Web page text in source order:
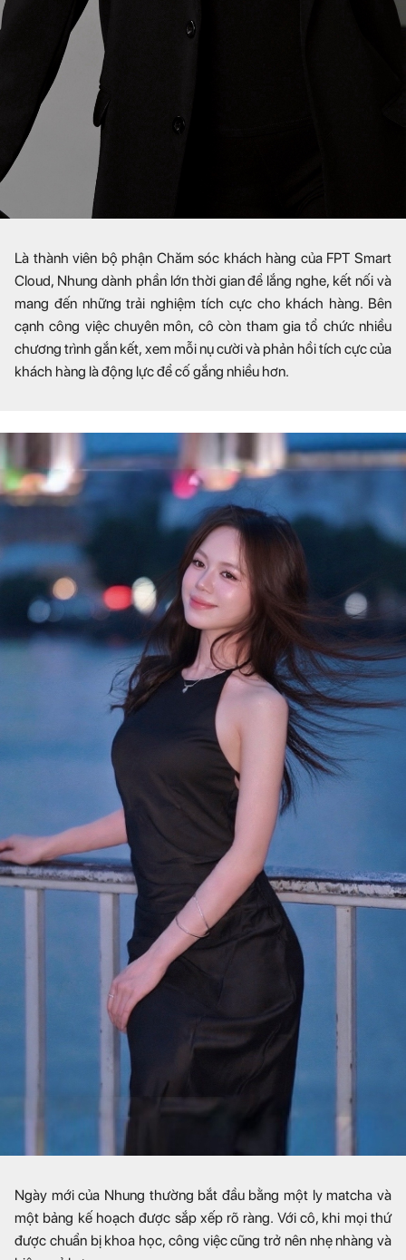
Là thành viên bộ phận Chăm sóc khách hàng của FPT Smart
Cloud, Nhung dành phần lớn thời gian để lắng nghe, kết nối và
mang đến những trải nghiệm tích cực cho khách hàng. Bên
cạnh công việc chuyên môn, cô còn tham gia tổ chức nhiều
chương trình gắn kết, xem mỗi nụ cười và phản hồi tích cực của
khách hàng là động lực để cố gắng nhiều hơn.
Ngày mới của Nhung thường bắt đầu bằng một ly matcha và
một bảng kế hoạch được sắp xếp rõ ràng. Với cô, khi mọi thứ
được chuẩn bị khoa học, công việc cũng trở nên nhẹ nhàng và